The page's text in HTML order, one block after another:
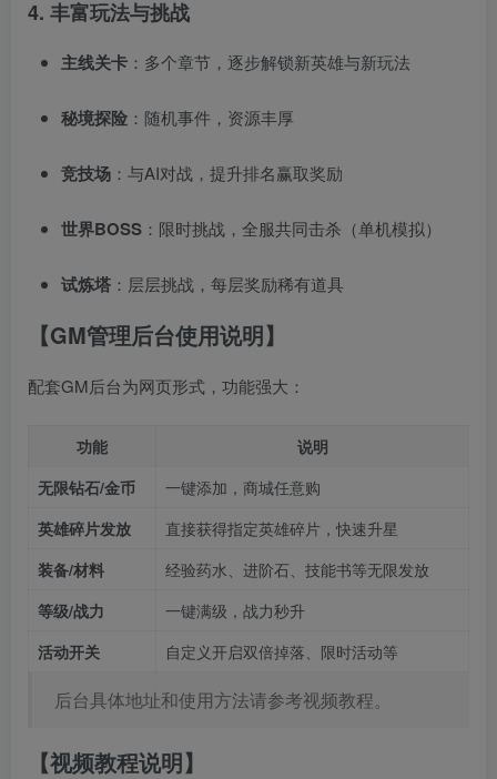
4. 丰富玩法与挑战
主线关卡 ：多个章节，逐步解锁新英雄与新玩法
秘境探险 ：随机事件，资源丰厚
竞技场 ：与AI对战，提升排名赢取奖励
世界BOSS ：限时挑战，全服共同击杀（单机模拟）
试炼塔 ：层层挑战，每层奖励稀有道具
【GM管理后台使用说明】
配套GM后台为网页形式，功能强大：
功能
说明
无限钻石/金币
一键添加，商城任意购
英雄碎片发放
直接获得指定英雄碎片，快速升星
装备/材料
经验药水、进阶石、技能书等无限发放
等级/战力
一键满级，战力秒升
活动开关
自定义开启双倍掉落、限时活动等
后台具体地址和使用方法请参考视频教程。
【视频教程说明】